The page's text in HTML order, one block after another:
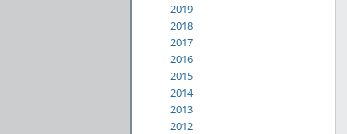
2019
2018
2017
2016
2015
2014
2013
2012